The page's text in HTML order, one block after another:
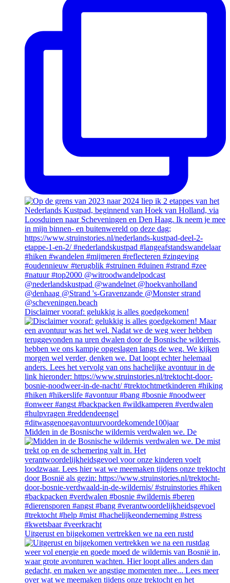
Disclaimer vooraf: gelukkig is alles goedgekomen!
Midden in de Bosnische wildernis verdwalen we. De
Uitgerust en bijgekomen vertrekken we na een rustd